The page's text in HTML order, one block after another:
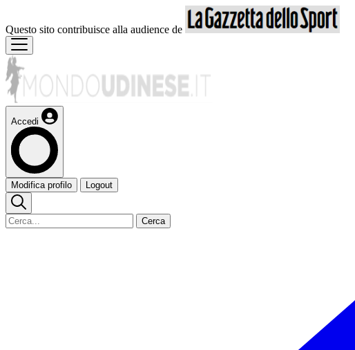
Questo sito contribuisce alla audience de
Accedi
Modifica profilo Logout
Cerca